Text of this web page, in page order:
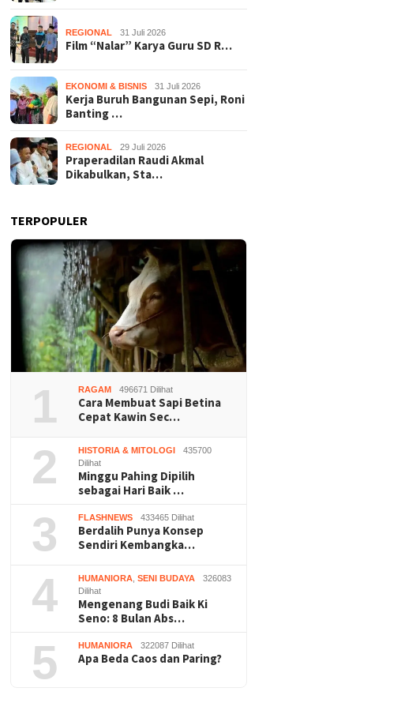
REGIONAL 31 Juli 2026
Film “Nalar” Karya Guru SD R…
EKONOMI & BISNIS 31 Juli 2026
Kerja Buruh Bangunan Sepi, Roni
Banting …
REGIONAL 29 Juli 2026
Praperadilan Raudi Akmal
Dikabulkan, Sta…
TERPOPULER
1 RAGAM 496671 Dilihat
Cara Membuat Sapi Betina
Cepat Kawin Sec…
2 HISTORIA & MITOLOGI
435700
Dilihat
Minggu Pahing Dipilih
sebagai Hari Baik …
3 FLASHNEWS 433465 Dilihat
Berdalih Punya Konsep
Sendiri Kembangka…
4 HUMANIORA ,SENI BUDAYA
326083
Dilihat
Mengenang Budi Baik Ki
Seno: 8 Bulan Abs…
5 HUMANIORA 322087 Dilihat
Apa Beda Caos dan Paring?